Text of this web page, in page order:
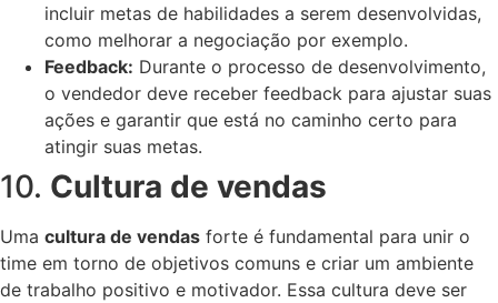
incluir metas de habilidades a serem desenvolvidas,
como melhorar a negociação por exemplo.
Feedback: Durante o processo de desenvolvimento,
o vendedor deve receber feedback para ajustar suas
ações e garantir que está no caminho certo para
atingir suas metas.
10. Cultura de vendas
Uma cultura de vendas forte é fundamental para unir o
time em torno de objetivos comuns e criar um ambiente
de trabalho positivo e motivador. Essa cultura deve ser